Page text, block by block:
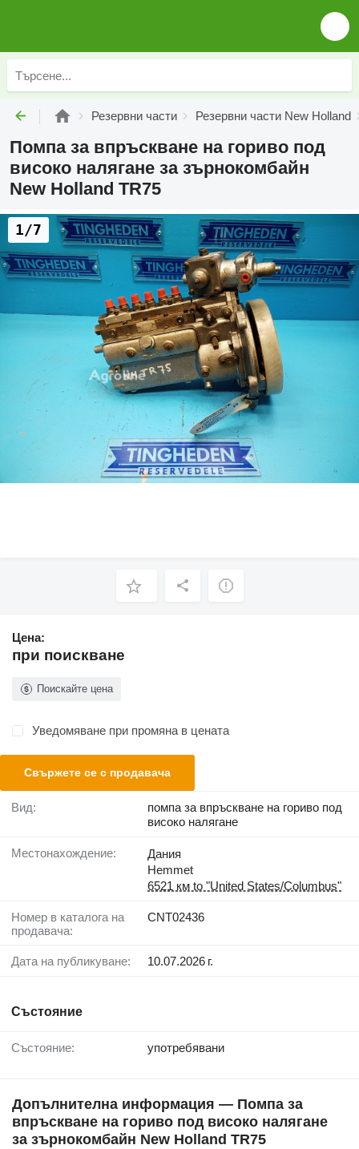
Резервни части Резервни части New Holland
Помпа за впръскване на гориво под
високо налягане за зърнокомбайн
New Holland TR75
1/7
Цена:
при поискване
Поискайте цена
Уведомяване при промяна в цената
Свържете се с продавача
Вид:
помпа за впръскване на гориво под
високо налягане
Местонахождение:
Дания
Hemmet
6521 км to "United States/Columbus"
Номер в каталога на
продавача:
CNT02436
Дата на публикуване: 10.07.2026 г.
Състояние
Състояние: употребявани
Допълнителна информация — Помпа за
впръскване на гориво под високо налягане
за зърнокомбайн New Holland TR75